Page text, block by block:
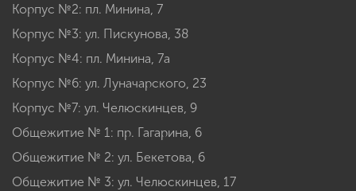
Корпус №2: пл. Минина, 7
Корпус №3: ул. Пискунова, 38
Корпус №4: пл. Минина, 7а
Корпус №6: ул. Луначарского, 23
Корпус №7: ул. Челюскинцев, 9
Общежитие № 1: пр. Гагарина, 6
Общежитие № 2: ул. Бекетова, 6
Общежитие № 3: ул. Челюскинцев, 17